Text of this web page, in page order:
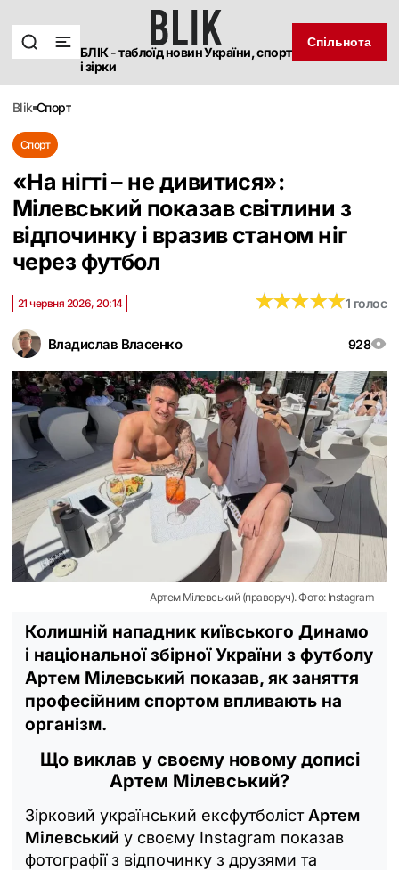
БЛІК - таблоїд новин України, спорт
і зірки
Спільнота
blik спорт
Спорт
«На нігті – не дивитися»:
Мілевський показав світлини з
відпочинку і вразив станом ніг
через футбол
Владислав Власенко 928
21 червня 2026, 20:14 ★★★★★
★★★★★1 голос
Артем Мілевський (праворуч). Фото: Instagram
Колишній нападник київського Динамо
і національної збірної України з футболу
Артем Мілевський показав, як заняття
професійним спортом впливають на
організм.
Що виклав у своєму новому дописі
Артем Мілевський?
Зірковий український ексфутболіст Артем
Мілевський у своєму Instagram показав
фотографії з відпочинку з друзями та